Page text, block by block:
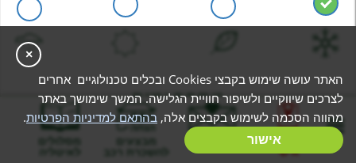
מספר ימים
בניית מסלול
אישי
מבצעים מסלולים
לאיטליה
×
האתר עושה שימוש בקבצי Cookies ובכלים טכנולוגיים אחרים
לצרכים שיווקיים ולשיפור חוויית הגלישה. המשך שימושך באתר
מהווה הסכמה לשימוש בקבצים אלה, בהתאם למדיניות הפרטיות.
אישור